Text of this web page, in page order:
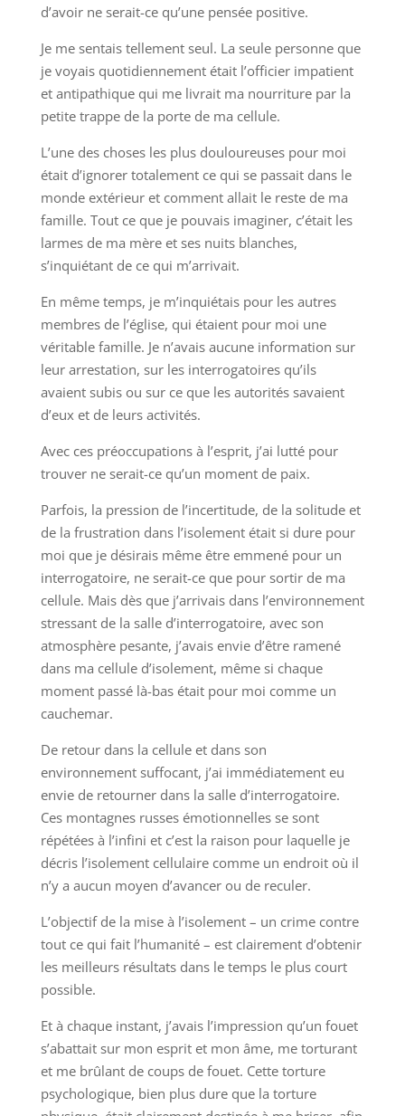
d’avoir ne serait-ce qu’une pensée positive.
Je me sentais tellement seul. La seule personne que
je voyais quotidiennement était l’officier impatient
et antipathique qui me livrait ma nourriture par la
petite trappe de la porte de ma cellule.
L’une des choses les plus douloureuses pour moi
était d’ignorer totalement ce qui se passait dans le
monde extérieur et comment allait le reste de ma
famille. Tout ce que je pouvais imaginer, c’était les
larmes de ma mère et ses nuits blanches,
s’inquiétant de ce qui m’arrivait.
En même temps, je m’inquiétais pour les autres
membres de l’église, qui étaient pour moi une
véritable famille. Je n’avais aucune information sur
leur arrestation, sur les interrogatoires qu’ils
avaient subis ou sur ce que les autorités savaient
d’eux et de leurs activités.
Avec ces préoccupations à l’esprit, j’ai lutté pour
trouver ne serait-ce qu’un moment de paix.
Parfois, la pression de l’incertitude, de la solitude et
de la frustration dans l’isolement était si dure pour
moi que je désirais même être emmené pour un
interrogatoire, ne serait-ce que pour sortir de ma
cellule. Mais dès que j’arrivais dans l’environnement
stressant de la salle d’interrogatoire, avec son
atmosphère pesante, j’avais envie d’être ramené
dans ma cellule d’isolement, même si chaque
moment passé là-bas était pour moi comme un
cauchemar.
De retour dans la cellule et dans son
environnement suffocant, j’ai immédiatement eu
envie de retourner dans la salle d’interrogatoire.
Ces montagnes russes émotionnelles se sont
répétées à l’infini et c’est la raison pour laquelle je
décris l’isolement cellulaire comme un endroit où il
n’y a aucun moyen d’avancer ou de reculer.
L’objectif de la mise à l’isolement – un crime contre
tout ce qui fait l’humanité – est clairement d’obtenir
les meilleurs résultats dans le temps le plus court
possible.
Et à chaque instant, j’avais l’impression qu’un fouet
s’abattait sur mon esprit et mon âme, me torturant
et me brûlant de coups de fouet. Cette torture
psychologique, bien plus dure que la torture